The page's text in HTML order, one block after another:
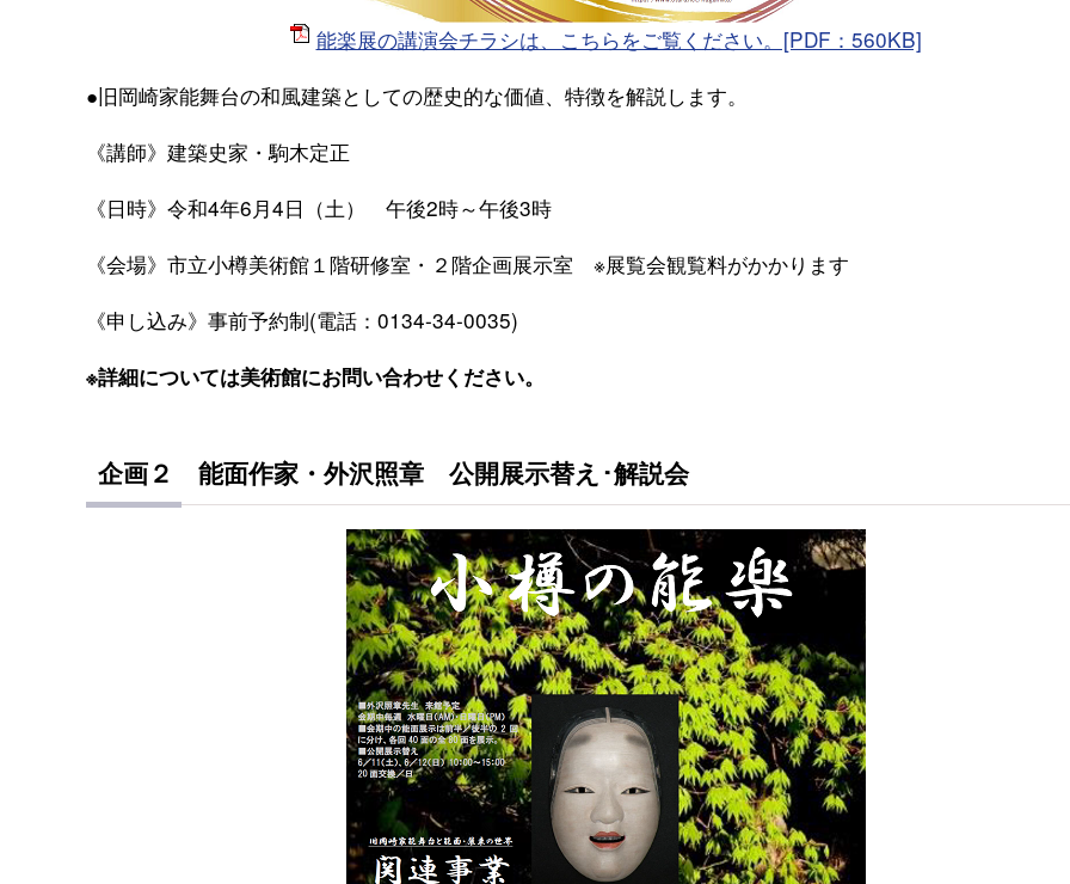
能楽展の講演会チラシは、こちらをご覧ください。[PDF：560KB]
●旧岡崎家能舞台の和風建築としての歴史的な価値、特徴を解説します。
《講師》建築史家・駒木定正
《日時》令和4年6月4日（土） 午後2時～午後3時
《会場》市立小樽美術館１階研修室・２階企画展示室 ※展覧会観覧料がかかります
《申し込み》事前予約制(電話：0134-34-0035)
※詳細については美術館にお問い合わせください。
企画２ 能面作家・外沢照章 公開展示替え･解説会